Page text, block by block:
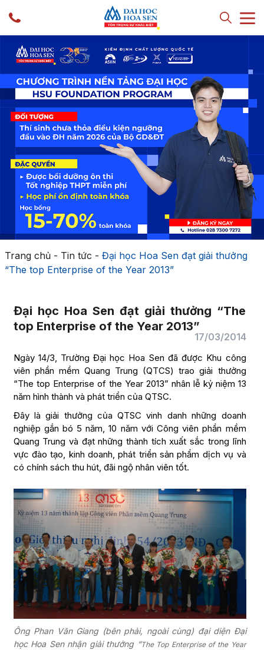
Trang chủ- Tin tức - Đại học Hoa Sen đạt giải thưởng
“The top Enterprise of the Year 2013”
Đại học Hoa Sen đạt giải thưởng “The
top Enterprise of the Year 2013”
17/03/2014
Ngày 14/3, Trường Đại học Hoa Sen đã được Khu công
viên phần mềm Quang Trung (QTCS) trao giải thưởng
“The top Enterprise of the Year 2013” nhân lễ kỷ niệm 13
năm hình thành và phát triển của QTSC.
Đây là giải thưởng của QTSC vinh danh những doanh
nghiệp gắn bó 5 năm, 10 năm với Công viên phần mềm
Quang Trung và đạt những thành tích xuất sắc trong lĩnh
vực đào tạo, kinh doanh, phát triển sản phẩm dịch vụ và
có chính sách thu hút, đãi ngộ nhân viên tốt.
Ông Phan Văn Giang (bên phải, ngoài cùng) đại diện Đại
học Hoa Sen nhận giải thưởng “The Top Enterprise of the Year